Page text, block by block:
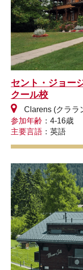
セント・ジョー
クール校
Clarens (クララ
参加年齢 ：4-16歳
主要言語 ：英語